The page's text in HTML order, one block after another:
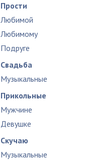
Прости
Любимой
Любимому
Подруге
Свадьба
Музыкальные
Прикольные
Мужчине
Девушке
Скучаю
Музыкальные